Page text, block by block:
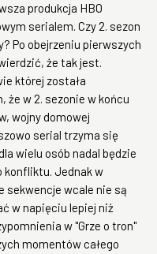
produkcja HBO
serialem. Czy 2. sezon
Po obejrzeniu pierwszych
że tak jest.
której została
że w 2. sezonie w końcu
wojny domowej
serial trzyma się
wielu osób nadal będzie
konfliktu. Jednak w
sekwencje wcale nie są
w napięciu lepiej niż
w "Grze o tron"
momentów całego